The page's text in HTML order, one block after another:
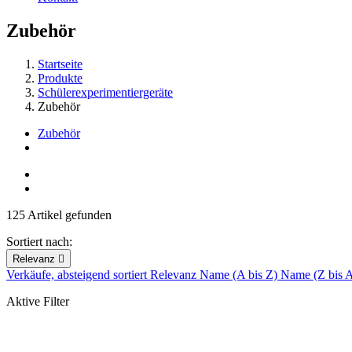
Zubehör
Startseite
Produkte
Schülerexperimentiergeräte
Zubehör
Zubehör
125 Artikel gefunden
Sortiert nach:
Relevanz 
Verkäufe, absteigend sortiert Relevanz Name (A bis Z) Name (Z bis
Aktive Filter